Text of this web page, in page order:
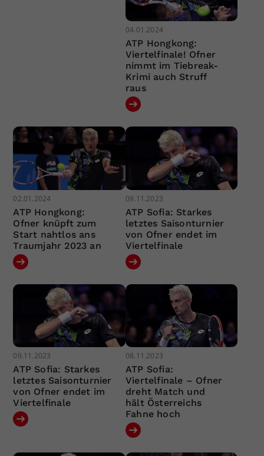
04.01.2024
ATP Hongkong:
Viertelfinale! Ofner
nimmt im Tiebreak-
Krimi auch Struff
raus
02.01.2024
ATP Hongkong:
Ofner knüpft zum
Start nahtlos ans
Traumjahr 2023 an
09.11.2023
ATP Sofia: Starkes
letztes Saisonturnier
von Ofner endet im
Viertelfinale
09.11.2023
ATP Sofia: Starkes
letztes Saisonturnier
von Ofner endet im
Viertelfinale
08.11.2023
ATP Sofia:
Viertelfinale – Ofner
dreht Match und
hält Österreichs
Fahne hoch